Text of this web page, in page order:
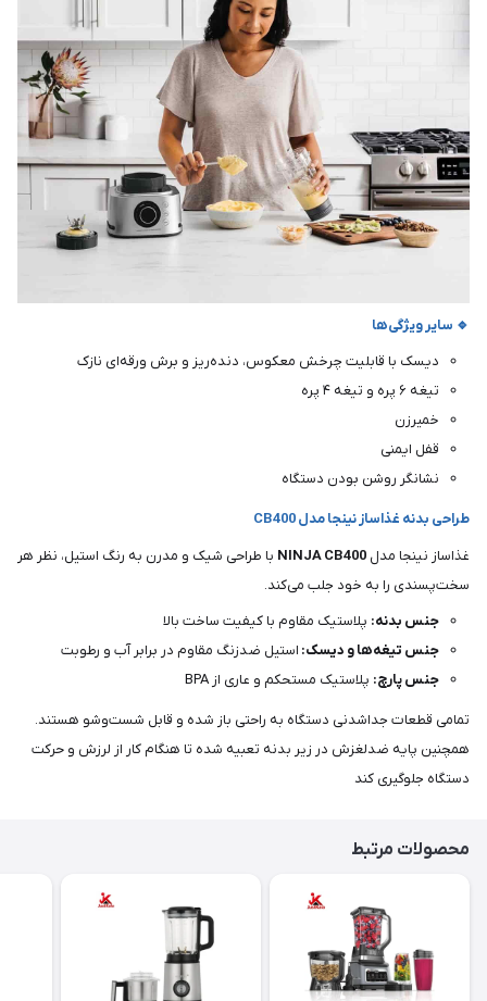
🔹 سایر ویژگی‌ها
دیسک با قابلیت چرخش معکوس، دنده‌ریز و برش ورقه‌ای نازک
تیغه ۶ پره و تیغه ۴ پره
خمیرزن
قفل ایمنی
نشانگر روشن بودن دستگاه
طراحی بدنه غذاساز نینجا مدل CB400
غذاساز نینجا مدل NINJA CB400 با طراحی شیک و مدرن به رنگ استیل، نظر هر
سخت‌پسندی را به خود جلب می‌کند.
جنس بدنه: پلاستیک مقاوم با کیفیت ساخت بالا
جنس تیغه‌ها و دیسک: استیل ضدزنگ مقاوم در برابر آب و رطوبت
جنس پارچ: پلاستیک مستحکم و عاری از BPA
تمامی قطعات جداشدنی دستگاه به راحتی باز شده و قابل شست‌وشو هستند.
همچنین پایه ضدلغزش در زیر بدنه تعبیه شده تا هنگام کار از لرزش و حرکت
دستگاه جلوگیری کند
محصولات مرتبط